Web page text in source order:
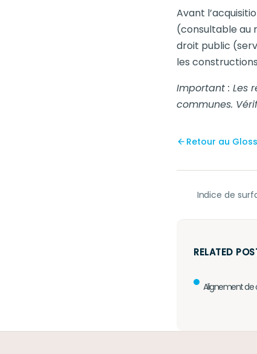
Avant
(consultable au
droit public
les
Important : Les
communes.
Retour au
Indice de
RELATED
Alignement de